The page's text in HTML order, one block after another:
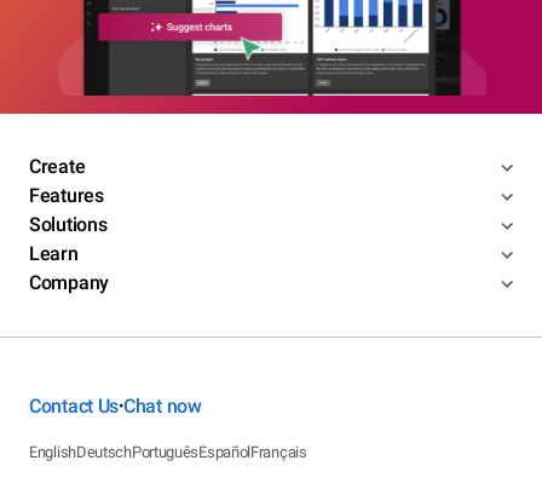
Create
Features
Solutions
Learn
Company
Contact Us•Chat now
EnglishDeutschPortuguêsEspañolFrançais